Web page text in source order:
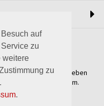
auf
zu
weitere
zu
.
und unser Streben
Anlagen um.
uns.